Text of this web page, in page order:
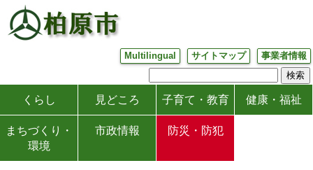
Multilingual サイトマップ 事業者情報
くらし 見どころ 子育て・教育 健康・福祉
まちづくり・
環境
市政情報 防災・防犯